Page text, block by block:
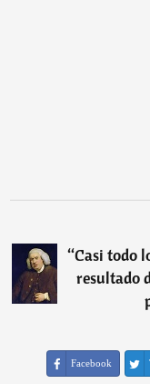
“Casi todo
resultado
Facebook